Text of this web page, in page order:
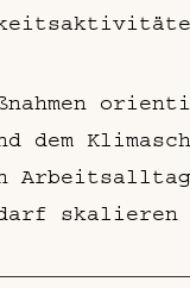
dem
skalieren